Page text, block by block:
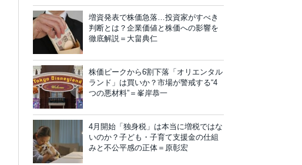
増資発表で株価急落…投資家がすべき
判断とは？企業価値と株価への影響を
徹底解説＝大畠典仁
株価ピークから6割下落「オリエンタル
ランド」は買いか？市場が警戒する“4
つの悪材料”＝峯岸恭一
4月開始「独身税」は本当に増税ではな
いのか？子ども・子育て支援金の仕組
みと不公平感の正体＝原彰宏